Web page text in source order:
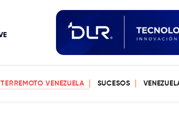
TERREMOTO VENEZUELA SUCESOS